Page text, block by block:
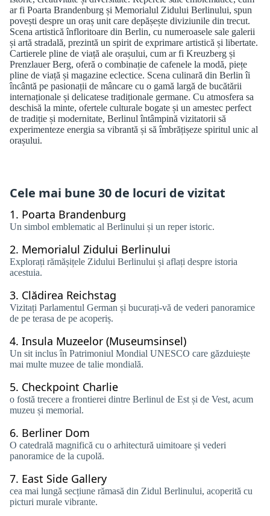
ar fi Poarta Brandenburg și Memorialul Zidului Berlinului, spun
povești despre un oraș unit care depășește diviziunile din trecut.
Scena artistică înfloritoare din Berlin, cu numeroasele sale galerii
și artă stradală, prezintă un spirit de exprimare artistică și libertate.
Cartierele pline de viață ale orașului, cum ar fi Kreuzberg și
Prenzlauer Berg, oferă o combinație de cafenele la modă, piețe
pline de viață și magazine eclectice. Scena culinară din Berlin îi
încântă pe pasionații de mâncare cu o gamă largă de bucătării
internaționale și delicatese tradiționale germane. Cu atmosfera sa
deschisă la minte, ofertele culturale bogate și un amestec perfect
de tradiție și modernitate, Berlinul întâmpină vizitatorii să
experimenteze energia sa vibrantă și să îmbrățișeze spiritul unic al
orașului.
Cele mai bune 30 de locuri de vizitat
1. Poarta Brandenburg
Un simbol emblematic al Berlinului și un reper istoric.
2. Memorialul Zidului Berlinului
Explorați rămășițele Zidului Berlinului și aflați despre istoria
acestuia.
3. Clădirea Reichstag
Vizitați Parlamentul German și bucurați-vă de vederi panoramice
de pe terasa de pe acoperiș.
4. Insula Muzeelor ​​(Museumsinsel)
Un sit inclus în Patrimoniul Mondial UNESCO care găzduiește
mai multe muzee de talie mondială.
5. Checkpoint Charlie
o fostă trecere a frontierei dintre Berlinul de Est și de Vest, acum
muzeu și memorial.
6. Berliner Dom
O catedrală magnifică cu o arhitectură uimitoare și vederi
panoramice de la cupolă.
7. East Side Gallery
cea mai lungă secțiune rămasă din Zidul Berlinului, acoperită cu
picturi murale vibrante.